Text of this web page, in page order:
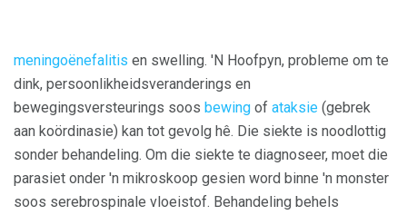
meningoënefalitis en swelling. 'N Hoofpyn, probleme om te
dink, persoonlikheidsveranderings en
bewegingsversteurings soos bewing of ataksie (gebrek
aan koördinasie) kan tot gevolg hê. Die siekte is noodlottig
sonder behandeling. Om die siekte te diagnoseer, moet die
parasiet onder 'n mikroskoop gesien word binne 'n monster
soos serebrospinale vloeistof. Behandeling behels